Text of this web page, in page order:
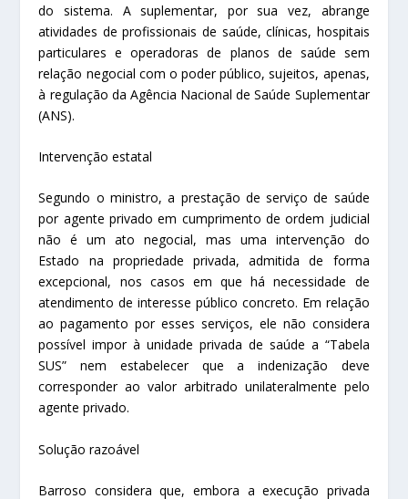
do sistema. A suplementar, por sua vez, abrange
atividades de profissionais de saúde, clínicas, hospitais
particulares e operadoras de planos de saúde sem
relação negocial com o poder público, sujeitos, apenas,
à regulação da Agência Nacional de Saúde Suplementar
(ANS).
Intervenção estatal
Segundo o ministro, a prestação de serviço de saúde
por agente privado em cumprimento de ordem judicial
não é um ato negocial, mas uma intervenção do
Estado na propriedade privada, admitida de forma
excepcional, nos casos em que há necessidade de
atendimento de interesse público concreto. Em relação
ao pagamento por esses serviços, ele não considera
possível impor à unidade privada de saúde a “Tabela
SUS” nem estabelecer que a indenização deve
corresponder ao valor arbitrado unilateralmente pelo
agente privado.
Solução razoável
Barroso considera que, embora a execução privada